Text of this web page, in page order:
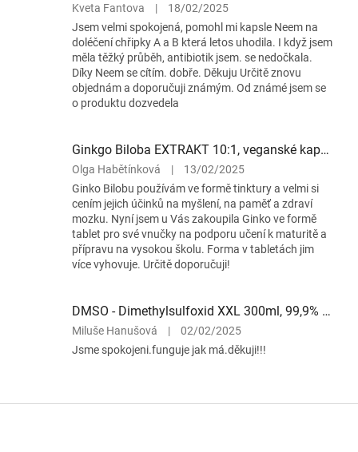
hvězdiček.
Hodnocení
produktu
je
5
z
5
hvězdiček.
Kveta Fantova |
18/02/2025
Jsem velmi spokojená, pomohl mi kapsle Neem na
doléčení chřipky A a B která letos uhodila. I když jsem
měla těžký průběh, antibiotik jsem. se nedočkala.
Díky Neem se cítím. dobře. Děkuju Určitě znovu
objednám a doporučuji známým. Od známé jsem se
o produktu dozvedela
Ginkgo Biloba EXTRAKT 10:1, veganské kapsle 60ks
Hodnocení
produktu
je
5
z
5
hvězdiček.
Olga Habětínková |
13/02/2025
Ginko Bilobu používám ve formě tinktury a velmi si
cením jejich účinků na myšlení, na paměť a zdraví
mozku. Nyní jsem u Vás zakoupila Ginko ve formě
tablet pro své vnučky na podporu učení k maturitě a
přípravu na vysokou školu. Forma v tabletách jim
více vyhovuje. Určitě doporučuji!
DMSO - Dimethylsulfoxid XXL 300ml, 99,9% Ph.
Hodnocení
produktu
5
Miluše Hanušová |
02/02/2025
Jsme spokojeni.funguje jak má.děkuji!!!